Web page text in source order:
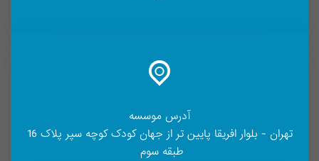
آدرس موسسه
تهران - بلوار افریقا پایین تر از جهان کودک کوچه سپر پلاک 16
طبقه سوم